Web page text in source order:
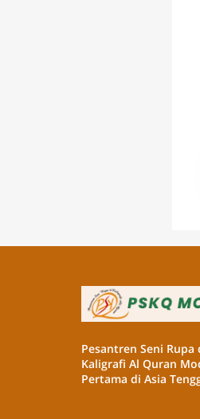
Pesantren Seni Rupa
Kaligrafi Al Quran
Pertama di Asia